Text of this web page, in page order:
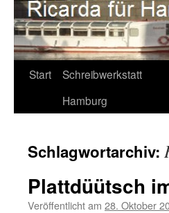
Start
Schreibwerkstatt
Hamburg
Schlagwortarchiv:
Plattdüütsch
Veröffentlicht am 28. Oktober